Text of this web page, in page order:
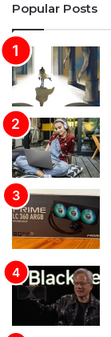
Popular Posts